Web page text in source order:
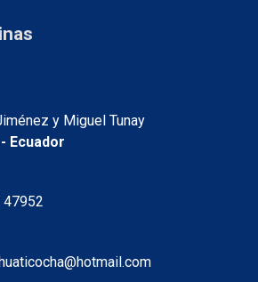
y Miguel Tunay
Ecuador
47952